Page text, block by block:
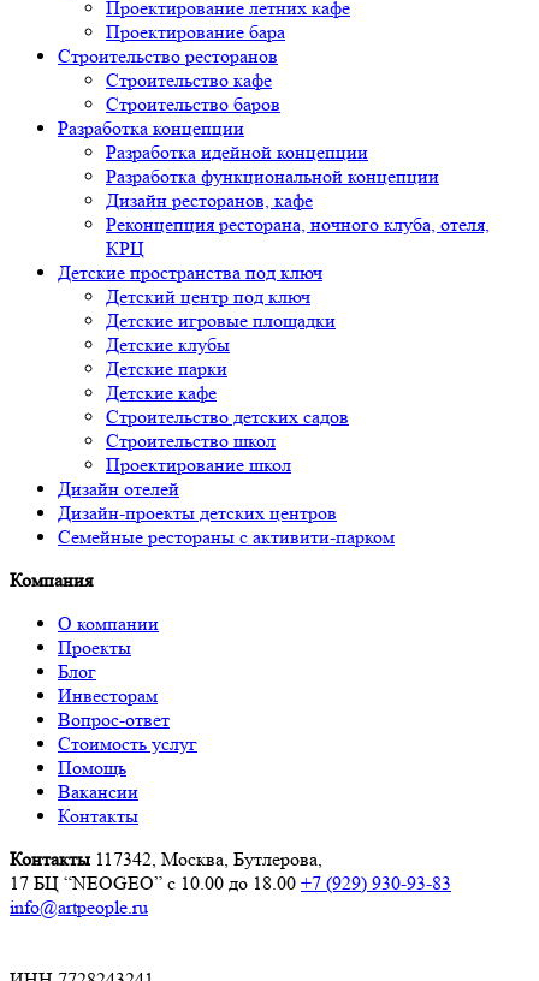
Проектирование летних кафе
Проектирование бара
Строительство ресторанов
Строительство кафе
Строительство баров
Разработка концепции
Разработка идейной концепции
Разработка функциональной концепции
Дизайн ресторанов, кафе
Реконцепция ресторана, ночного клуба, отеля,
КРЦ
Детские пространства под ключ
Детский центр под ключ
Детские игровые площадки
Детские клубы
Детские парки
Детские кафе
Строительство детских садов
Строительство школ
Проектирование школ
Дизайн отелей
Дизайн-проекты детских центров
Семейные рестораны с активити-парком
Компания
О компании
Проекты
Блог
Инвесторам
Вопрос-ответ
Стоимость услуг
Помощь
Вакансии
Контакты
Контакты 117342, Москва, Бутлерова,
17 БЦ “NEOGEO” с 10.00 до 18.00 +7 (929) 930-93-83
info@artpeople.ru